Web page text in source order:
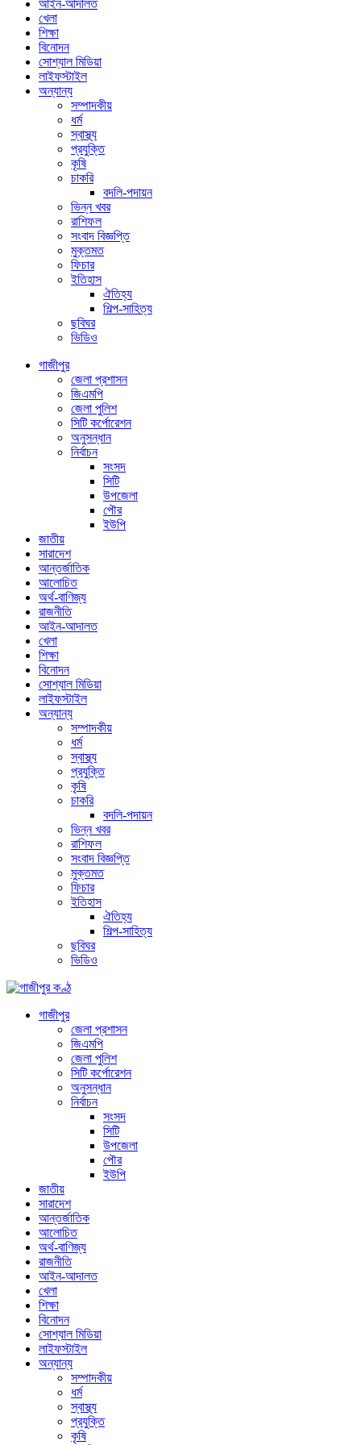
আইন-আদালত
খেলা
শিক্ষা
বিনোদন
সোশ্যাল মিডিয়া
লাইফস্টাইল
অন্যান্য
সম্পাদকীয়
ধর্ম
স্বাস্থ্য
প্রযুক্তি
কৃষি
চাকরি
বদলি-পদায়ন
ভিন্ন খবর
রাশিফল
সংবাদ বিজ্ঞপ্তি
মুক্তমত
ফিচার
ইতিহাস
ঐতিহ্য
শিল্প-সাহিত্য
ছবিঘর
ভিডিও
গাজীপুর
জেলা প্রশাসন
জিএমপি
জেলা পুলিশ
সিটি কর্পোরেশন
অনুসন্ধান
নির্বাচন
সংসদ
সিটি
উপজেলা
পৌর
ইউপি
জাতীয়
সারাদেশ
আন্তর্জাতিক
আলোচিত
অর্থ-বাণিজ্য
রাজনীতি
আইন-আদালত
খেলা
শিক্ষা
বিনোদন
সোশ্যাল মিডিয়া
লাইফস্টাইল
অন্যান্য
সম্পাদকীয়
ধর্ম
স্বাস্থ্য
প্রযুক্তি
কৃষি
চাকরি
বদলি-পদায়ন
ভিন্ন খবর
রাশিফল
সংবাদ বিজ্ঞপ্তি
মুক্তমত
ফিচার
ইতিহাস
ঐতিহ্য
শিল্প-সাহিত্য
ছবিঘর
ভিডিও
গাজীপুর
জেলা প্রশাসন
জিএমপি
জেলা পুলিশ
সিটি কর্পোরেশন
অনুসন্ধান
নির্বাচন
সংসদ
সিটি
উপজেলা
পৌর
ইউপি
জাতীয়
সারাদেশ
আন্তর্জাতিক
আলোচিত
অর্থ-বাণিজ্য
রাজনীতি
আইন-আদালত
খেলা
শিক্ষা
বিনোদন
সোশ্যাল মিডিয়া
লাইফস্টাইল
অন্যান্য
সম্পাদকীয়
ধর্ম
স্বাস্থ্য
প্রযুক্তি
কৃষি